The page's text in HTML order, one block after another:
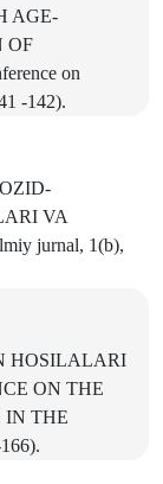
AGE-
OF
on
-142).
VA
jurnal, 1(b),
HOSILALARI
ON THE
IN THE